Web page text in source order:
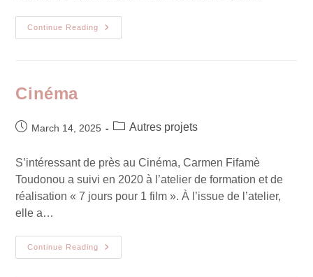
Continue Reading
Cinéma
March 14, 2025 Autres projets
S’intéressant de près au Cinéma, Carmen Fifamè
Toudonou a suivi en 2020 à l’atelier de formation et de
réalisation « 7 jours pour 1 film ». À l’issue de l’atelier,
elle a…
Continue Reading